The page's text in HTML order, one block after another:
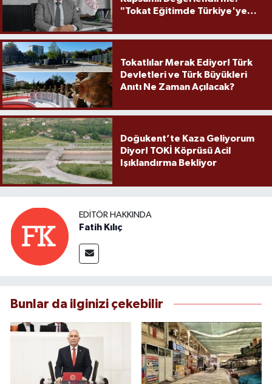
"Tokat Eğitimde Türkiye'ye
Tokatlılar Merak Ediyor! Türk
Devletleri ve Türk Büyükleri
Anıtı Ne Zaman Açılacak?
Doğukent’te Kaza Geliyorum
Diyor! TOKİ Köprüsü Acil
Işıklandırma Bekliyor
EDITÖR HAKKINDA
Fatih Kılıç
Bunlar da ilginizi çekebilir